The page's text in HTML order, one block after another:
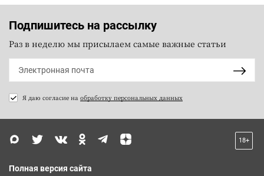
Подпишитесь на рассылку
Раз в неделю мы присылаем самые важные статьи
Я даю согласие на обработку персональных данных
18+
Полная версия сайта